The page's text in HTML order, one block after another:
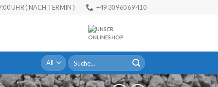
UHR ( NACH TERMIN ) +49 30 960 69 410
Suche
nach: